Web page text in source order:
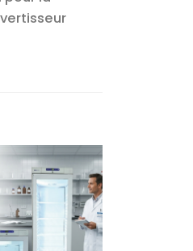
Ajouter
à la liste
d’envies